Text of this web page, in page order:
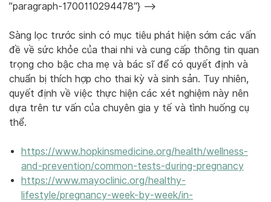
”paragraph-1700110294478″} –>
Sàng lọc trước sinh có mục tiêu phát hiện sớm các vấn
đề về sức khỏe của thai nhi và cung cấp thông tin quan
trọng cho bậc cha mẹ và bác sĩ để có quyết định và
chuẩn bị thích hợp cho thai kỳ và sinh sản. Tuy nhiên,
quyết định về việc thực hiện các xét nghiệm này nên
dựa trên tư vấn của chuyên gia y tế và tình huống cụ
thể.
https://www.hopkinsmedicine.org/health/wellness-
and-prevention/common-tests-during-pregnancy
https://www.mayoclinic.org/healthy-
lifestyle/pregnancy-week-by-week/in-